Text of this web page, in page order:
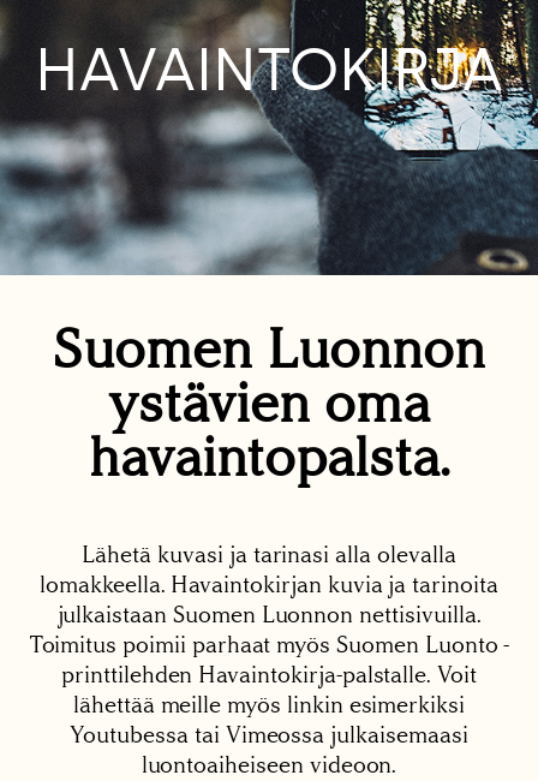
HAVAINTOKIRJA
Suomen Luonnon
ystävien oma
havaintopalsta.
Lähetä kuvasi ja tarinasi alla olevalla
lomakkeella. Havaintokirjan kuvia ja tarinoita
julkaistaan Suomen Luonnon nettisivuilla.
Toimitus poimii parhaat myös Suomen Luonto -
printtilehden Havaintokirja-palstalle. Voit
lähettää meille myös linkin esimerkiksi
Youtubessa tai Vimeossa julkaisemaasi
luontoaiheiseen videoon.